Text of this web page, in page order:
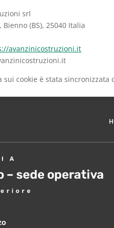
srl
Bienno (BS), 25040 Italia
avanzinicostruzioni.it
sui cookie è stata sincronizzata
– sede operativa